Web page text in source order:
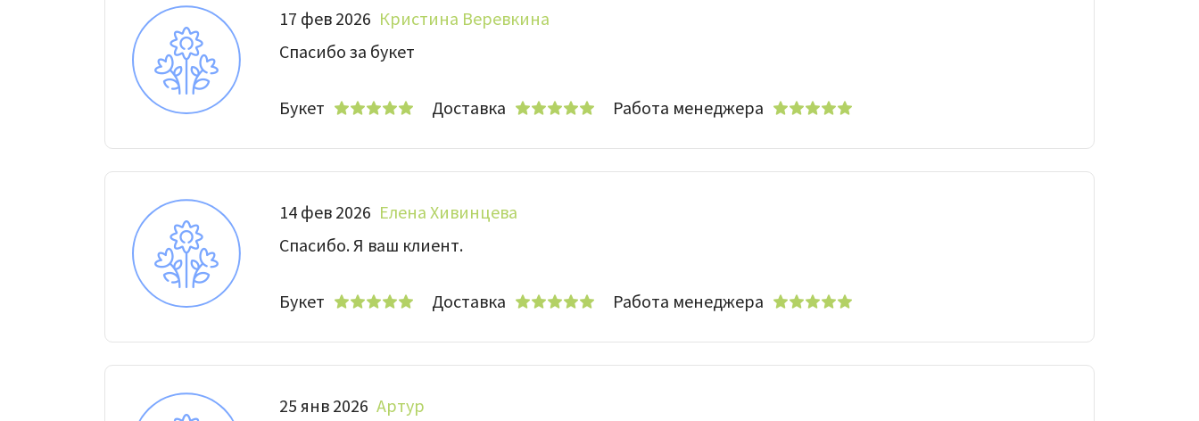
17 фев 2026 Кристина Веревкина
Спасибо за букет
Букет Доставка Работа менеджера
14 фев 2026 Елена Хивинцева
Спасибо. Я ваш клиент.
Букет Доставка Работа менеджера
25 янв 2026 Артур